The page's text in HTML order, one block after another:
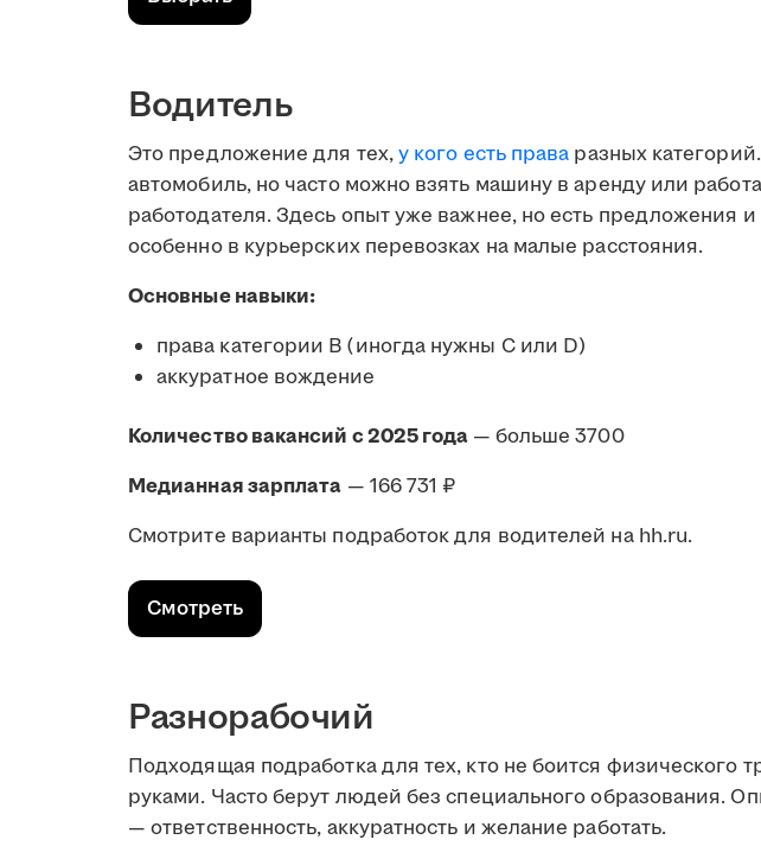
Водитель
Это предложение для тех,у кого есть права разных
автомобиль, но часто можно взять машину в аренду или
работодателя. Здесь опыт уже важнее, но есть предложения
особенно в курьерских перевозках на малые расстояния.
Основные навыки:
права категории B (иногда нужны C или D)
аккуратное вождение
Количество вакансий с 2025 года — больше 3700
Медианная зарплата — 166 731 ₽
Смотрите варианты подработок для водителей на hh.ru.
Смотреть
Разнорабочий
Подходящая подработка для тех, кто не боится физического
руками. Часто берут людей без специального образования.
— ответственность, аккуратность и желание работать.